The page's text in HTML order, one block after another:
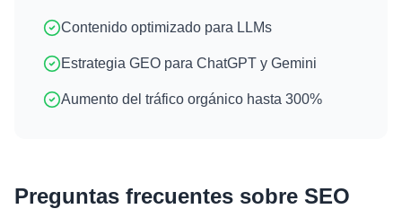
Contenido optimizado para LLMs
Estrategia GEO para ChatGPT y Gemini
Aumento del tráfico orgánico hasta 300%
Preguntas frecuentes sobre SEO